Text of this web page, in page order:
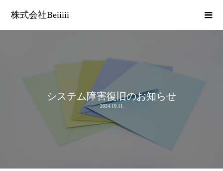
株式会社Beiiiii
システム障害復旧のお知らせ
2024.10.11